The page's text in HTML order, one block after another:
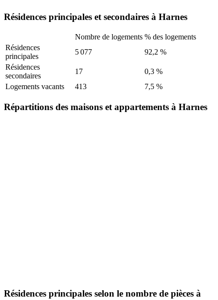
Résidences principales et secondaires à Harnes
Nombre de logements % des logements
Résidences
principales
5 077
92,2 %
Résidences
secondaires
17
0,3 %
Logements vacants
413 7,5 %
Répartitions des maisons et appartements à Harnes
Résidences principales selon le nombre de pièces à